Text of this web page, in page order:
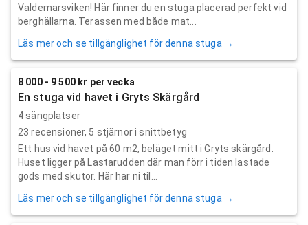
Valdemarsviken! Här finner du en stuga placerad perfekt vid
berghällarna. Terassen med både mat...
Läs mer och se tillgänglighet för denna stuga →
8 000 - 9 500 kr per vecka
En stuga vid havet i Gryts Skärgård
4 sängplatser
23 recensioner, 5 stjärnor i snittbetyg
Ett hus vid havet på 60 m2, beläget mitt i Gryts skärgård.
Huset ligger på Lastarudden där man förr i tiden lastade
gods med skutor. Här har ni til...
Läs mer och se tillgänglighet för denna stuga →